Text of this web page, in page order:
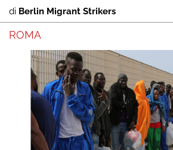
di Berlin Migrant Strikers
ROMA